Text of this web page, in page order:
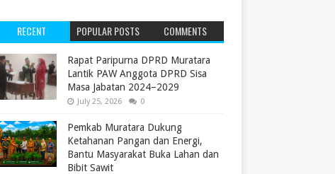
RECENT POPULAR POSTS COMMENTS
‎Rapat Paripurna DPRD Muratara
Lantik PAW Anggota DPRD Sisa
Masa Jabatan 2024–2029 ‎
July 25, 2026 0
Pemkab Muratara Dukung
Ketahanan Pangan dan Energi,
Bantu Masyarakat Buka Lahan dan
Bibit Sawit